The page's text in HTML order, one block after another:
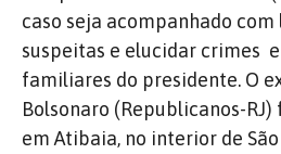
caso seja acompanhado
suspeitas e elucidar crimes
familiares do presidente. O
Bolsonaro (Republicanos-
em Atibaia, no interior de São